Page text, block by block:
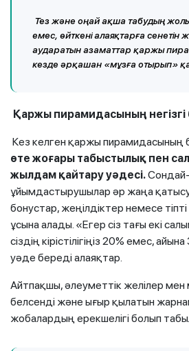
Тез және оңай ақша табудың
емес, өйткені алаяқтарға сенетін
аударатын азаматтар қаржы
кезде әрқашан «мұзға отырып»
Қаржы пирамидасының негізгі
Кез келген қаржы пирамидасының
өте жоғары табыстылық пен
жылдам қайтару уәдесі.
ұйымдастырушылар әр жаңа
бонустар, жеңілдіктер немесе
ұсына алады. «Егер сіз тағы екі
сіздің кірістілігіңіз 20% емес,
уәде береді алаяқтар.
Айтпақшы, әлеуметтік желілер
белсенді және ығыр қылатын
жобалардың ерекшелігі болып